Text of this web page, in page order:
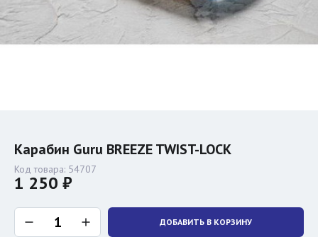
Карабин Guru BREEZE TWIST-LOCK
Код товара: 54707
1 250 ₽
ДОБАВИТЬ В КОРЗИНУ